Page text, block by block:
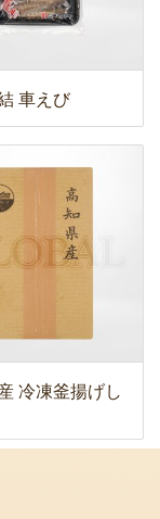
車えび
冷凍釜揚げし